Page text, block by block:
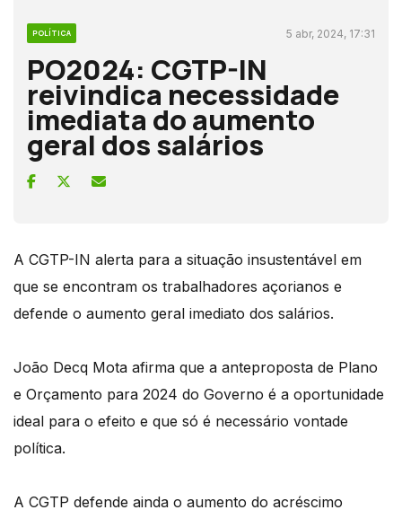
POLÍTICA 5 abr, 2024, 17:31
PO2024: CGTP-IN
reivindica necessidade
imediata do aumento
geral dos salários
A CGTP-IN alerta para a situação insustentável em
que se encontram os trabalhadores açorianos e
defende o aumento geral imediato dos salários.
João Decq Mota afirma que a anteproposta de Plano
e Orçamento para 2024 do Governo é a oportunidade
ideal para o efeito e que só é necessário vontade
política.
A CGTP defende ainda o aumento do acréscimo